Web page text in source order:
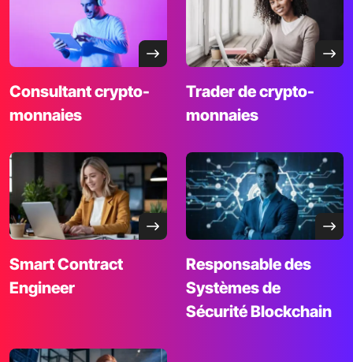
Consultantcrypto-
monnaies
Trader decrypto-
monnaies
Smart Contract
Engineer
Responsabledes
Systèmes de
Sécurité Blockchain